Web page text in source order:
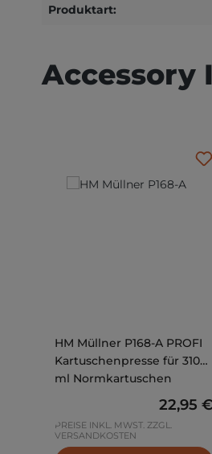
Produktart:
Produktgalerie überspringen
Accessory
HM Müllner P168-A PROFI
Kartuschenpresse für 310
ml Normkartuschen
22,95 €
PREISE INKL. MWST. ZZGL.
VERSANDKOSTEN